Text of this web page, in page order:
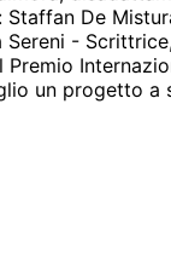
De
-
un progetto a